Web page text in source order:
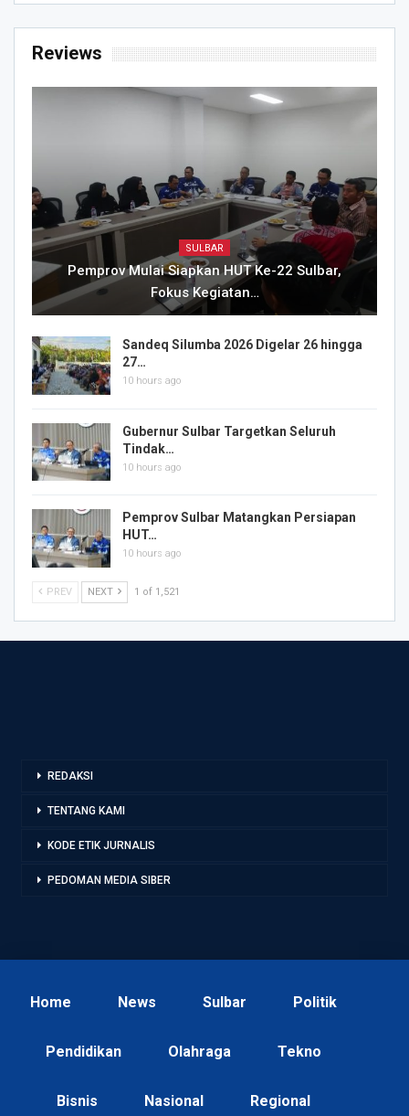
Reviews
SULBAR
Pemprov Mulai Siapkan HUT Ke-22 Sulbar,
Fokus Kegiatan…
Sandeq Silumba 2026 Digelar 26 hingga
27…
10 hours ago
Gubernur Sulbar Targetkan Seluruh
Tindak…
10 hours ago
Pemprov Sulbar Matangkan Persiapan
HUT…
10 hours ago
PREV NEXT 1 of 1,521
REDAKSI
TENTANG KAMI
KODE ETIK JURNALIS
PEDOMAN MEDIA SIBER
Home News Sulbar Politik
Pendidikan Olahraga Tekno
Bisnis Nasional Regional